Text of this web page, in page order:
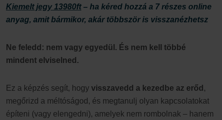
Kiemelt jegy 13980ft– ha kéred hozzá a 7 részes online
anyag, amit bármikor, akár többször is visszanézhetsz
Ne feledd: nem vagy egyedül. És nem kell többé
mindent elviselned.
Ez a képzés segít, hogy visszavedd a kezedbe az erőd ,
megőrizd a méltóságod, és megtanulj olyan kapcsolatokat
építeni (vagy elengedni), amelyek nem rombolnak – hanem